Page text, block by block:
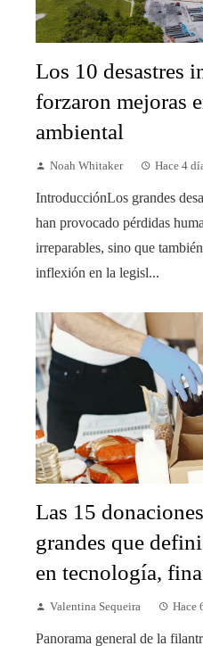
Los 10 desastres
forzaron mejoras
ambiental
Noah Whitaker Hace 4
IntroducciónLos grandes
han provocado pérdidas
irreparables, sino que
inflexión en la legisl...
Las 15
grandes que
en tecnología,
Valentina Sequeira Hace
Panorama general de la